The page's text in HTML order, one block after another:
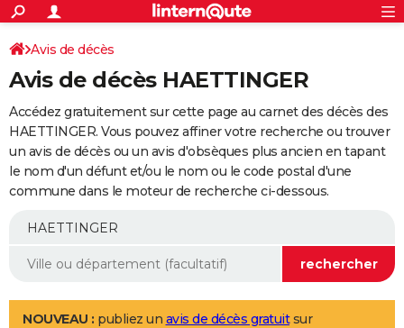
ACTUALITÉS
Politique
Société
Faits Divers
Education
Monde
Villes
+
SPORT
Coupe du monde 2026
Football
Tennis
Cyclisme
Rugby
Forum
Programme TV
TNT
Streaming
Cinéma
Sorties cinéma
Musique
+
FINANCE
Impôts
Immobilier
Risques naturels par ville
Banque
Assurance
Crédit
AUTO
Essais
Réserver un essai
Citadines
Berlines
SUV
Forum auto
+
Mobiles
Meilleur smartphone
Internet
Ordinateurs
Jeux vidéo
Guide high-tech
Aménagement intérieur
LIFESTYLE
Avis de décès
Avis de décès HAETTINGER
Accédez gratuitement sur cette page au carnet des décès des
HAETTINGER. Vous pouvez affiner votre recherche ou trouver
un avis de décès ou un avis d'obsèques plus ancien en tapant
le nom d'un défunt et/ou le nom ou le code postal d'une
commune dans le moteur de recherche ci-dessous.
NOUVEAU : publiez un avis de décès gratuitsur